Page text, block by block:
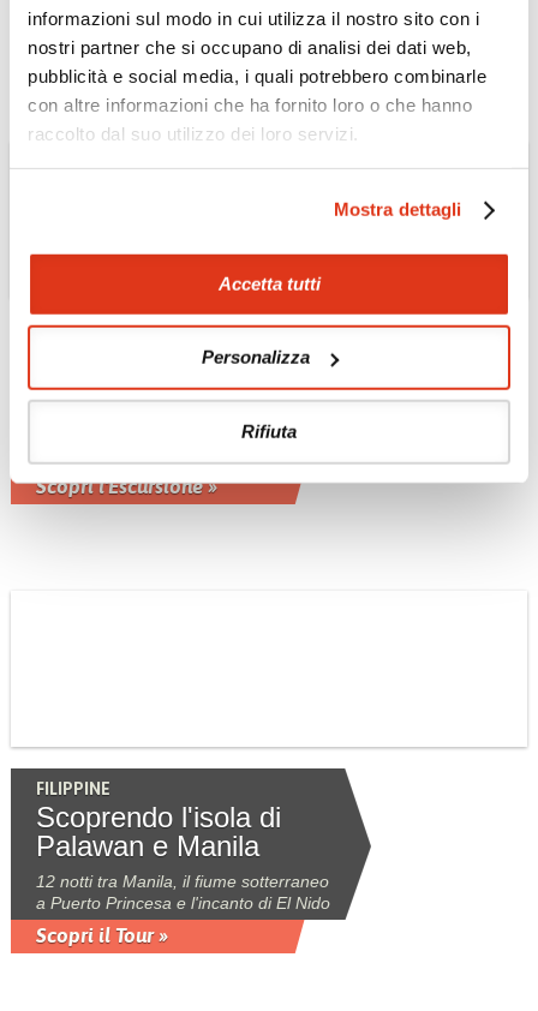
informazioni sul modo in cui utilizza il nostro sito con i
nostri partner che si occupano di analisi dei dati web,
pubblicità e social media, i quali potrebbero combinarle
con altre informazioni che ha fornito loro o che hanno
raccolto dal suo utilizzo dei loro servizi.
Mostra dettagli
Accetta tutti
Personalizza
Rifiuta
Scopri l'Escursione »
Nepal - Trekking Poon
Hill
Trekking leggero e tour culturale della
Scopri l'Escursione »
FILIPPINE
Scoprendo l'isola di
Palawan e Manila
12 notti tra Manila, il fiume sotterraneo
a Puerto Princesa e l'incanto di El Nido
Scopri il Tour »